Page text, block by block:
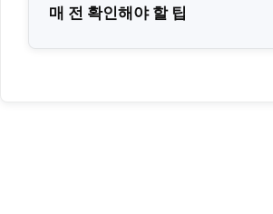
매 전 확인해야 할 팁